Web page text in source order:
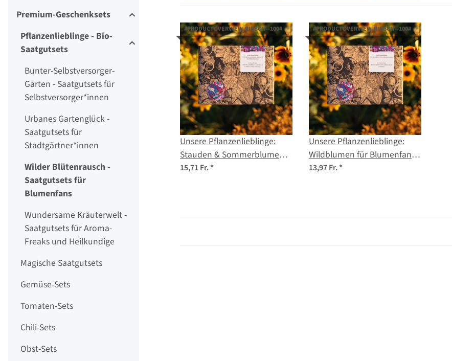
#PRODUCTOVERVIEW.RIBBON--100#
Unsere Pflanzenlieblinge:
Stauden & Sommerblumen
für Blumenfans (Bio) -
15,71 Fr.*
#PRODUCTOVERVIEW.RIBBON--100#
Unsere Pflanzenlieblinge:
Wildblumen für Blumenfans
(Bio) - Samen-Geschenkset
13,97 Fr.*
Premium-Geschenksets
Pflanzenlieblinge - Bio-
Saatgutsets
Bunter-Selbstversorger-
Garten - Saatgutsets für
Selbstversorger*innen
Urbanes Gartenglück -
Saatgutsets für
Stadtgärtner*innen
Wilder Blütenrausch -
Saatgutsets für
Blumenfans
Wundersame Kräuterwelt -
Saatgutsets für Aroma-
Freaks und Heilkundige
Magische Saatgutsets
Gemüse-Sets
Tomaten-Sets
Chili-Sets
Obst-Sets